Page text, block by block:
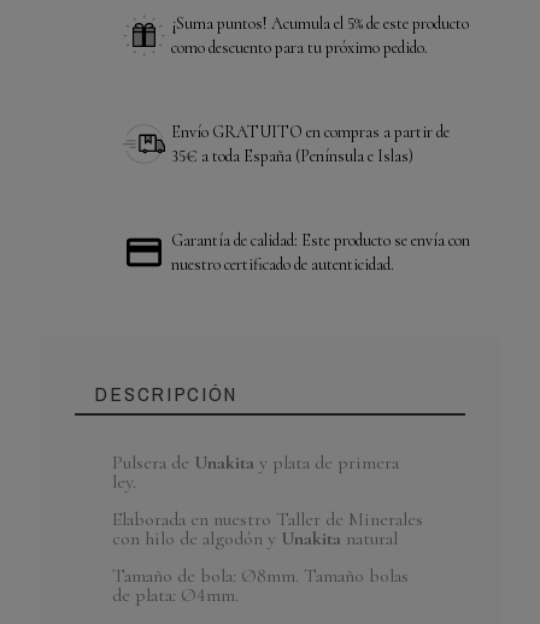
¡Suma puntos! Acumula el 5% de este producto
como descuento para tu próximo pedido.
Envío GRATUITO en compras a partir de
35€ a toda España (Península e Islas)
Garantía de calidad: Este producto se envía con
nuestro certificado de autenticidad.
DESCRIPCIÓN
Pulsera de Unakita y plata de primera
ley.
Elaborada en nuestro Taller de Minerales
con hilo de algodón y Unakita natural
Tamaño de bola: Ø8mm. Tamaño bolas
de plata: Ø4mm.
Referencia